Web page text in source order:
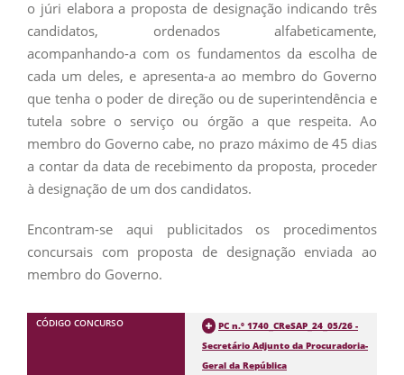
o júri elabora a proposta de designação indicando três
candidatos, ordenados alfabeticamente,
acompanhando-a com os fundamentos da escolha de
cada um deles, e apresenta-a ao membro do Governo
que tenha o poder de direção ou de superintendência e
tutela sobre o serviço ou órgão a que respeita. Ao
membro do Governo cabe, no prazo máximo de 45 dias
a contar da data de recebimento da proposta, proceder
à designação de um dos candidatos.
Encontram-se aqui publicitados os procedimentos
concursais com proposta de designação enviada ao
membro do Governo.
PC n.º 1740_CReSAP_24_05/26 -
Secretário Adjunto da Procuradoria-
Geral da República